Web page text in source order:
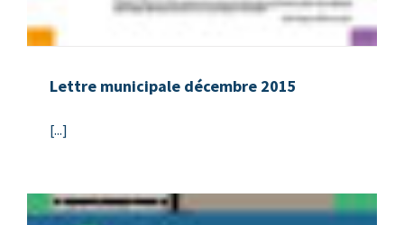
Lettre municipale décembre 2015
[...]